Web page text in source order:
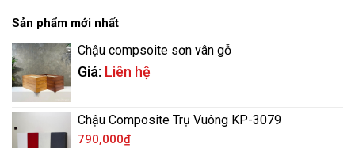
Sản phẩm mới nhất
Chậu compsoite sơn vân gỗ
Giá: Liên hệ
Chậu Composite Trụ Vuông KP-3079
790,000₫